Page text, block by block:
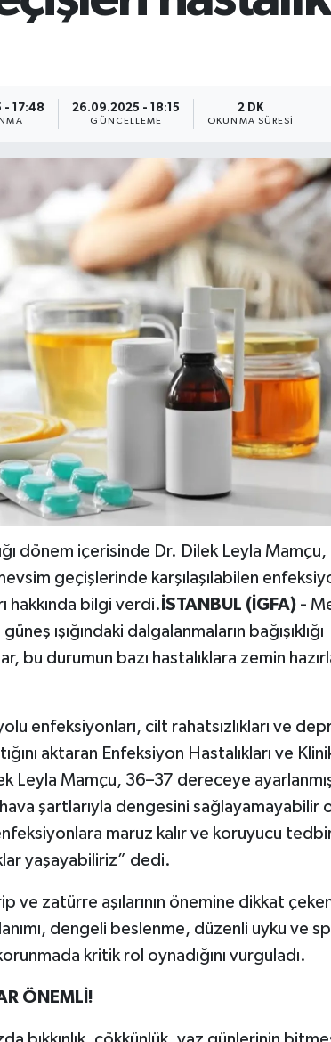
- 17:48 26.09.2025 - 18:15
GÜNCELLEME
2 DK
OKUNMA SÜRESI
dönem içerisinde Dr. Dilek Leyla Mamçu,
geçişlerinde karşılaşılabilen
hakkında bilgi verdi. İSTANBUL (İGFA) -
ışığındaki dalgalanmaların bağışıklığı
bu durumun bazı hastalıklara zemin
enfeksiyonları, cilt rahatsızlıkları ve
aktaran Enfeksiyon Hastalıkları ve
Leyla Mamçu, 36–37 dereceye
şartlarıyla dengesini sağlayamayabilir
maruz kalır ve koruyucu
yaşayabiliriz” dedi.
ve zatürre aşılarının önemine dikkat
dengeli beslenme, düzenli uyku ve
kritik rol oynadığını vurguladı.
ÖNEMLİ!